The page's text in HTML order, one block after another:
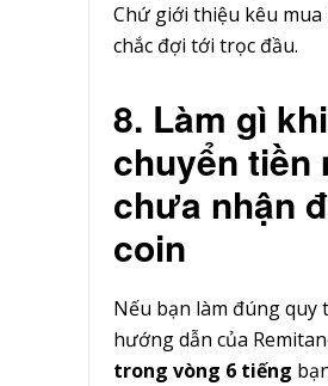
Chứ giới thiệu kêu mua
chắc đợi tới trọc đầu.
8. Làm gì
chuyển tiền
chưa nhận
coin
Nếu bạn làm đúng quy
hướng dẫn của
trong vòng 6 tiếng